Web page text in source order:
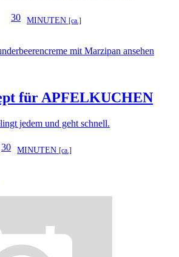
30 MINUTEN [ca.]
mit Marzipan ansehen
fürAPFELKUCHEN
jedem und geht schnell.
30 MINUTEN [ca.]